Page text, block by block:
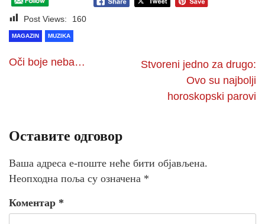
Post Views: 160
MAGAZIN MUZIKA
Oči boje neba…
Stvoreni jedno za drugo:
Ovo su najbolji
horoskopski parovi
Оставите одговор
Ваша адреса е-поште неће бити објављена.
Неопходна поља су означена *
Коментар *